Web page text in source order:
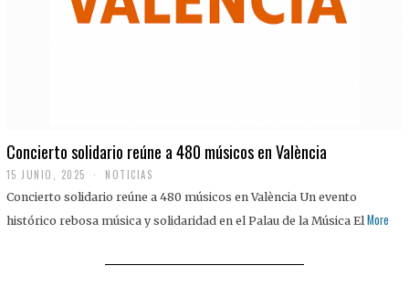
Concierto solidario reúne a 480 músicos en València
15 JUNIO, 2025 NOTICIAS
Concierto solidario reúne a 480 músicos en València Un evento
histórico rebosa música y solidaridad en el Palau de la Música El More